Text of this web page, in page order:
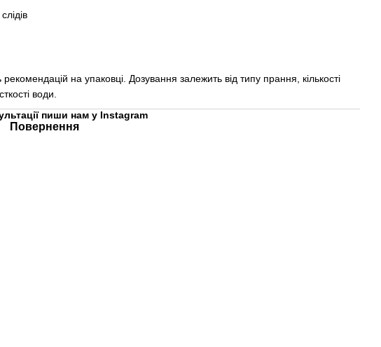
на упаковці. Дозування залежить від типу прання, кількості
води.
пиши нам у Instagram
Повернення